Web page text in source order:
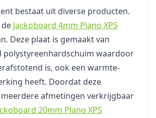
bestaat uit diverse producten.
Jackoboard 4mm Plano XPS
Deze plaat is gemaakt van
polystyreenhardschuim waardoor
is, ook een warmte-
heeft. Doordat deze
afmetingen verkrijgbaar
20mm Plano XPS